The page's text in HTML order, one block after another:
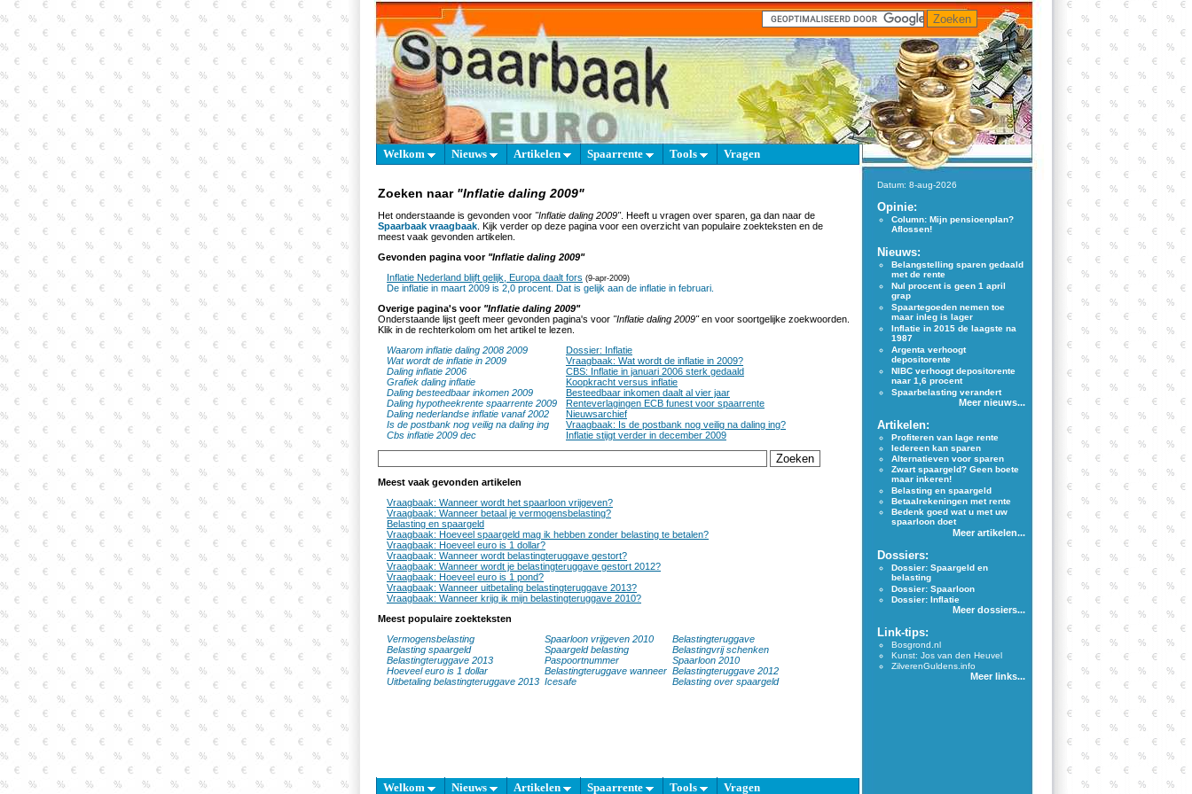
Welkom Nieuws Artikelen Spaarrente Tools Vragen
Zoeken naar "Inflatie daling 2009"
Het onderstaande is gevonden voor "Inflatie daling 2009". Heeft u vragen over sparen, ga dan naar de
Spaarbaak vraagbaak . Kijk verder op deze pagina voor een overzicht van populaire zoekteksten en de
meest vaak gevonden artikelen.
Gevonden pagina voor "Inflatie daling 2009"
Inflatie Nederland blijft gelijk, Europa daalt fors (9-apr-2009)
De inflatie in maart 2009 is 2,0 procent. Dat is gelijk aan de inflatie in februari.
Overige pagina's voor "Inflatie daling 2009"
Onderstaande lijst geeft meer gevonden pagina's voor "Inflatie daling 2009"en voor soortgelijke zoekwoorden.
Klik in de rechterkolom om het artikel te lezen.
Waarom inflatie daling 2008 2009
Dossier: Inflatie
Wat wordt de inflatie in 2009
Vraagbaak: Wat wordt de inflatie in 2009?
Daling inflatie 2006
CBS: Inflatie in januari 2006 sterk gedaald
Grafiek daling inflatie
Koopkracht versus inflatie
Daling besteedbaar inkomen 2009
Besteedbaar inkomen daalt al vier jaar
Daling hypotheekrente spaarrente 2009
Renteverlagingen ECB funest voor spaarrente
Daling nederlandse inflatie vanaf 2002
Nieuwsarchief
Is de postbank nog veilig na daling ing
Vraagbaak: Is de postbank nog veilig na daling ing?
Cbs inflatie 2009 dec
Inflatie stijgt verder in december 2009
Meest vaak gevonden artikelen
Vraagbaak: Wanneer wordt het spaarloon vrijgeven?
Vraagbaak: Wanneer betaal je vermogensbelasting?
Belasting en spaargeld
Vraagbaak: Hoeveel spaargeld mag ik hebben zonder belasting te betalen?
Vraagbaak: Hoeveel euro is 1 dollar?
Vraagbaak: Wanneer wordt belastingteruggave gestort?
Vraagbaak: Wanneer wordt je belastingteruggave gestort 2012?
Vraagbaak: Hoeveel euro is 1 pond?
Vraagbaak: Wanneer uitbetaling belastingteruggave 2013?
Vraagbaak: Wanneer krijg ik mijn belastingteruggave 2010?
Meest populaire zoekteksten
Vermogensbelasting
Spaarloon vrijgeven 2010
Belastingteruggave
Belasting spaargeld
Spaargeld belasting
Belastingvrij schenken
Belastingteruggave 2013
Paspoortnummer
Spaarloon 2010
Hoeveel euro is 1 dollar
Belastingteruggave wanneer Belastingteruggave 2012
Uitbetaling belastingteruggave 2013 Icesafe Belasting over spaargeld
Welkom Nieuws Artikelen Spaarrente Tools Vragen
Datum: 8-aug-2026
Opinie:
Column: Mijn pensioenplan?
Aflossen!
Nieuws:
Belangstelling sparen gedaald
met de rente
Nul procent is geen 1 april
grap
Spaartegoeden nemen toe
maar inleg is lager
Inflatie in 2015 de laagste na
1987
Argenta verhoogt
depositorente
NIBC verhoogt depositorente
naar 1,6 procent
Spaarbelasting verandert
Meer nieuws...
Artikelen:
Profiteren van lage rente
Iedereen kan sparen
Alternatieven voor sparen
Zwart spaargeld? Geen boete
maar inkeren!
Belasting en spaargeld
Betaalrekeningen met rente
Bedenk goed wat u met uw
spaarloon doet
Meer artikelen...
Dossiers:
Dossier: Spaargeld en
belasting
Dossier: Spaarloon
Dossier: Inflatie
Meer dossiers...
Link-tips:
Bosgrond.nl
Kunst: Jos van den Heuvel
ZilverenGuldens.info
Meer links...